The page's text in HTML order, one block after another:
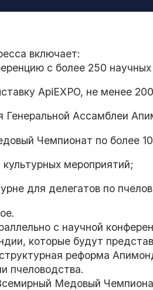
включает:
с более 250
ApiEXPO, не менее
Генеральной Ассамблеи
Чемпионат по более
мероприятий;
для делегатов по
с научной
которые будут
реформа
пчеловодства.
Медовый